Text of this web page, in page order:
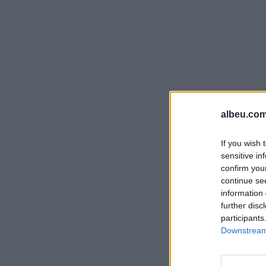
If you wish
sensitive
confirm
continue
information
further